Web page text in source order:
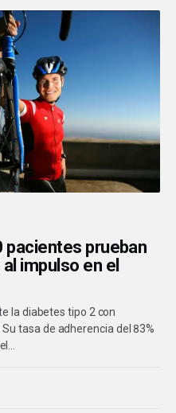
pacientes prueban
impulso en el
la diabetes tipo 2 con
tasa de adherencia del 83%